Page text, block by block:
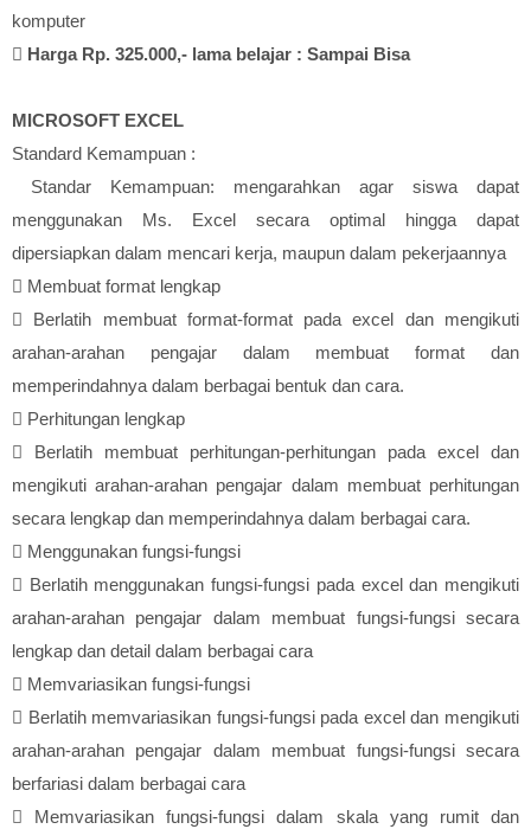
komputer
 Harga Rp. 325.000,- lama belajar : Sampai Bisa
MICROSOFT EXCEL
Standard Kemampuan :
Standar Kemampuan: mengarahkan agar siswa dapat
menggunakan Ms. Excel secara optimal hingga dapat
dipersiapkan dalam mencari kerja, maupun dalam pekerjaannya
 Membuat format lengkap

Berlatih membuat format-format pada excel dan mengikuti
arahan-arahan pengajar dalam membuat format dan
memperindahnya dalam berbagai bentuk dan cara.
 Perhitungan lengkap

Berlatih membuat perhitungan-perhitungan pada excel dan
mengikuti arahan-arahan pengajar dalam membuat perhitungan
secara lengkap dan memperindahnya dalam berbagai cara.
 Menggunakan fungsi-fungsi
 Berlatih menggunakan fungsi-fungsi pada excel dan mengikuti
arahan-arahan pengajar dalam membuat fungsi-fungsi secara
lengkap dan detail dalam berbagai cara
 Memvariasikan fungsi-fungsi
 Berlatih memvariasikan fungsi-fungsi pada excel dan mengikuti
arahan-arahan pengajar dalam membuat fungsi-fungsi secara
berfariasi dalam berbagai cara

Memvariasikan fungsi-fungsi dalam skala yang rumit dan